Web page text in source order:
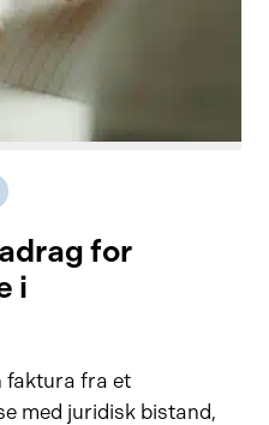
for
i
faktura fra et
med juridisk bistand,